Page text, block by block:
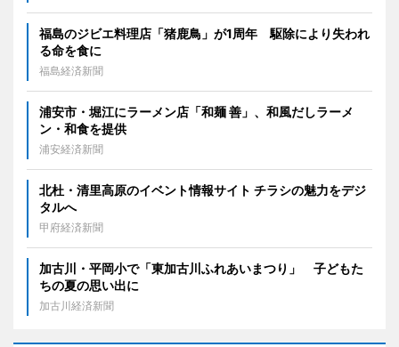
福島のジビエ料理店「猪鹿鳥」が1周年 駆除により失われ
る命を食に
福島経済新聞
浦安市・堀江にラーメン店「和麺 善」、和風だしラーメ
ン・和食を提供
浦安経済新聞
北杜・清里高原のイベント情報サイト チラシの魅力をデジ
タルへ
甲府経済新聞
加古川・平岡小で「東加古川ふれあいまつり」 子どもた
ちの夏の思い出に
加古川経済新聞